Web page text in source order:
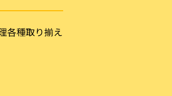
各種取り揃え